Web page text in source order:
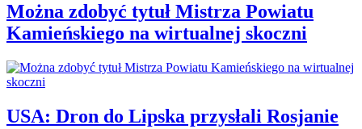
Można zdobyć tytuł Mistrza Powiatu
Kamieńskiego na wirtualnej skoczni
USA: Dron do Lipska przysłali Rosjanie